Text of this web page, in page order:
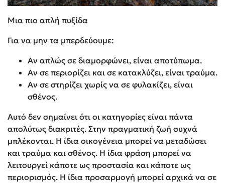
Μια πιο απλή πυξίδα
Για να μην τα μπερδεύουμε:
Αν απλώς σε διαμορφώνει, είναι αποτύπωμα.
Αν σε περιορίζει και σε κατακλύζει, είναι τραύμα.
Αν σε στηρίζει χωρίς να σε φυλακίζει, είναι
σθένος.
Αυτό δεν σημαίνει ότι οι κατηγορίες είναι πάντα
απολύτως διακριτές. Στην πραγματική ζωή συχνά
μπλέκονται. Η ίδια οικογένεια μπορεί να μεταδώσει
και τραύμα και σθένος. Η ίδια φράση μπορεί να
λειτουργεί κάποτε ως προστασία και κάποτε ως
περιορισμός. Η ίδια προσαρμογή μπορεί αρχικά να σε